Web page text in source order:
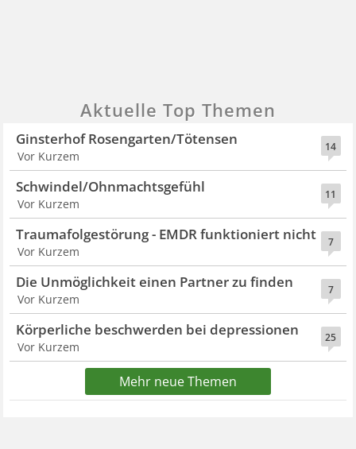
Aktuelle Top Themen
14
Ginsterhof Rosengarten/Tötensen
Vor Kurzem
11
Schwindel/Ohnmachtsgefühl
Vor Kurzem
7
Traumafolgestörung - EMDR funktioniert nicht
Vor Kurzem
7
Die Unmöglichkeit einen Partner zu finden
Vor Kurzem
25
Körperliche beschwerden bei depressionen
Vor Kurzem
Mehr neue Themen